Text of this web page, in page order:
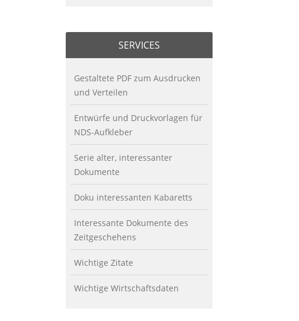
SERVICES
Gestaltete PDF zum Ausdrucken
und Verteilen
Entwürfe und Druckvorlagen für
NDS-Aufkleber
Serie alter, interessanter
Dokumente
Doku interessanten Kabaretts
Interessante Dokumente des
Zeitgeschehens
Wichtige Zitate
Wichtige Wirtschaftsdaten